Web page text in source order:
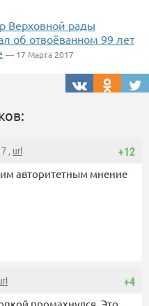
Верховной рады
об отвоёванном 99 лет
— 17 Марта 2017
+12
, url
авторитетным мнение
+4